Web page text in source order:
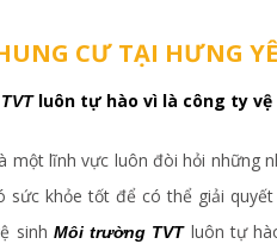
CƯ TẠI HƯNG
luôn tự hào vì là công ty vệ
một lĩnh vực luôn đòi hỏi những
sức khỏe tốt để có thể giải
sinh Môi trường TVT luôn tự